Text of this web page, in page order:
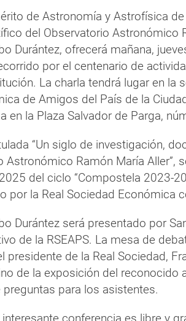
de Astronomía y Astrofísica de
del Observatorio Astronómico
Durántez, ofrecerá mañana,
por el centenario de
La charla tendrá lugar en la
de Amigos del País de la
en la Plaza Salvador de Parga,
“Un siglo de investigación,
Astronómico Ramón María Aller”,
del ciclo “Compostela 2023-
por la Real Sociedad Económica
Durántez será presentado por
de la RSEAPS. La mesa de
presidente de la Real Sociedad,
de la exposición del reconocido
preguntas para los asistentes.
conferencia es libre y